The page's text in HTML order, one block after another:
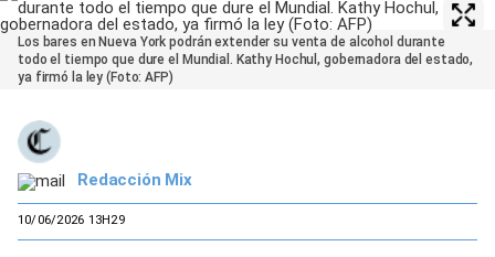
Los bares en Nueva York podrán extender su venta de alcohol durante
todo el tiempo que dure el Mundial. Kathy Hochul, gobernadora del estado,
ya firmó la ley (Foto: AFP)
Redacción Mix
10/06/2026 13H29